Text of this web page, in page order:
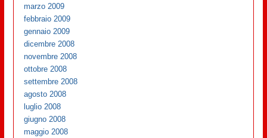
marzo 2009
febbraio 2009
gennaio 2009
dicembre 2008
novembre 2008
ottobre 2008
settembre 2008
agosto 2008
luglio 2008
giugno 2008
maggio 2008